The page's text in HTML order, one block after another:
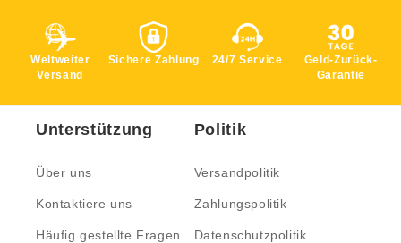
Weltweiter
Versand
Sichere Zahlung 24/7 Service
Geld-Zurück-
Garantie
Unterstützung
Über uns
Kontaktiere uns
Häufig gestellte Fragen
Politik
Versandpolitik
Zahlungspolitik
Datenschutzpolitik